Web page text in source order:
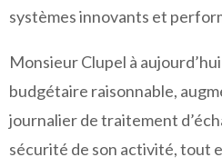
systèmes innovants et
Monsieur Clupel à
budgétaire raisonnable,
journalier de traitement
sécurité de son activité, tout